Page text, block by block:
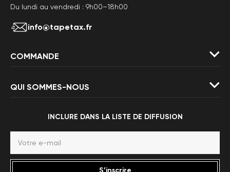
Du lundi au vendredi : 9h00–18h00
info@tapetax.fr
COMMANDE
QUI SOMMES-NOUS
INCLURE DANS LA LISTE DE DIFFUSION
S’inscrire